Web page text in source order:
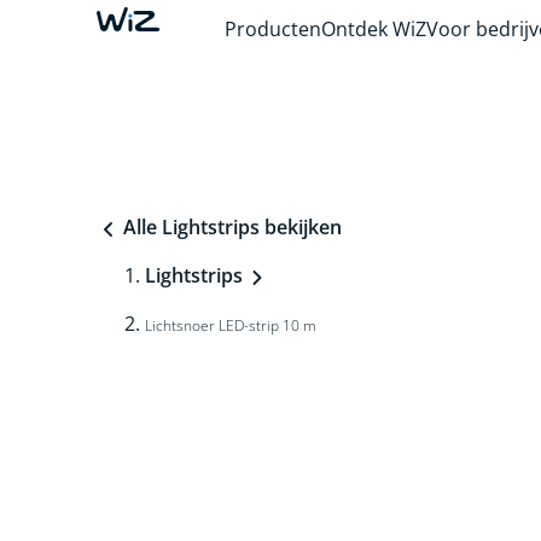
ProductenOntdek WiZVoor
Alle Lightstrips bekijken
Lightstrips
Lichtsnoer LED-strip 10 m